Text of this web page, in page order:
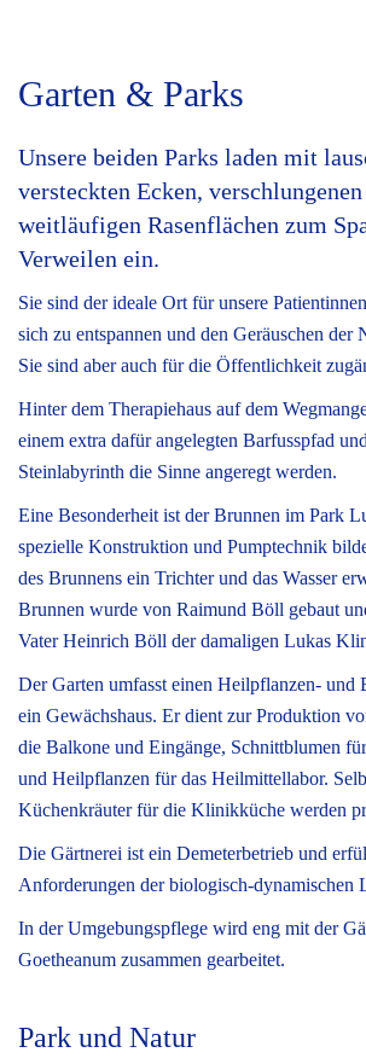
Garten & Parks
Unsere beiden Parks laden mit
versteckten Ecken,
weitläufigen Rasenflächen zum
Verweilen ein.
Sie sind der ideale Ort für unsere
sich zu entspannen und den Geräuschen der
Sie sind aber auch für die Öffentlichkeit
Hinter dem Therapiehaus auf dem
einem extra dafür angelegten Barfusspfad
Steinlabyrinth die Sinne angeregt werden.
Eine Besonderheit ist der Brunnen im Park
spezielle Konstruktion und Pumptechnik
des Brunnens ein Trichter und das Wasser
Brunnen wurde von Raimund Böll gebaut
Vater Heinrich Böll der damaligen Lukas
Der Garten umfasst einen Heilpflanzen- und
ein Gewächshaus. Er dient zur Produktion
die Balkone und Eingänge, Schnittblumen
und Heilpflanzen für das Heilmittellabor.
Küchenkräuter für die Klinikküche werden
Die Gärtnerei ist ein Demeterbetrieb und
Anforderungen der biologisch-dynamischen
In der Umgebungspflege wird eng mit der
Goetheanum zusammen gearbeitet.
Park und Natur